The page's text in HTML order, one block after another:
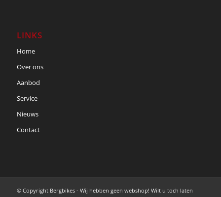
LINKS
Home
Over ons
Aanbod
Service
Nieuws
Contact
© Copyright Bergbikes - Wij hebben geen webshop! Wilt u toch laten